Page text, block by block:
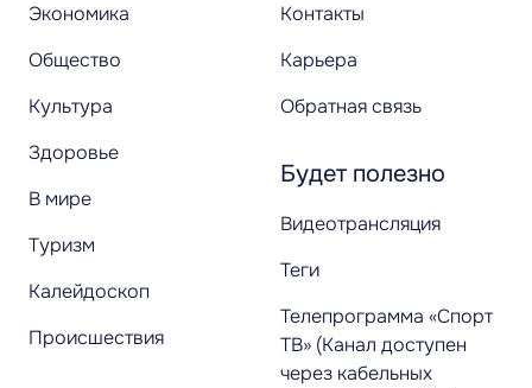
Экономика
Общество
Культура
Здоровье
В мире
Туризм
Калейдоскоп
Происшествия
Контакты
Карьера
Обратная связь
Будет полезно
Видеотрансляция
Теги
Телепрограмма «Спорт
ТВ» (Канал доступен
через кабельных